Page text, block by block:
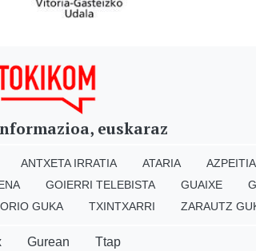
euskaraz
ANTXETA IRRATIA ATARIA
GOIERRI TELEBISTA GUAIXE
ORIO GUKA TXINTXARRI ZARAUTZ
Gurean Ttap